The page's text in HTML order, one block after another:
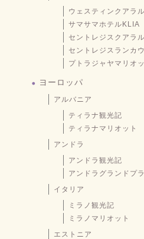
ウェスティンクアラ
サマサマホテルKLIA
セントレジスクアラ
セントレジスランカ
プトラジャヤマリオ
ヨーロッパ
アルバニア
ティラナ観光記
ティラナマリオット
アンドラ
アンドラ観光記
アンドラグランドプ
イタリア
ミラノ観光記
ミラノマリオット
エストニア